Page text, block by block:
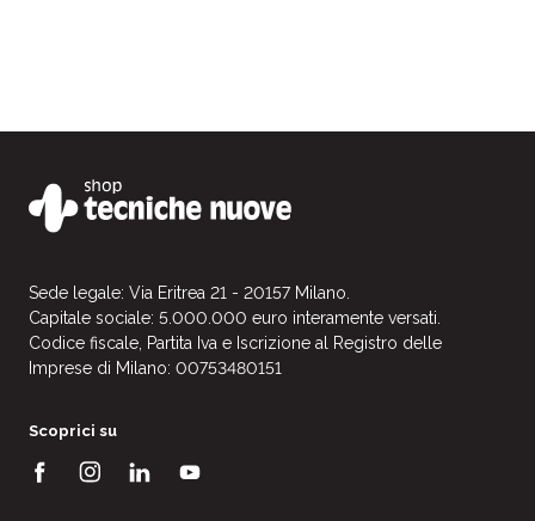
Sede legale: Via Eritrea 21 - 20157 Milano.
Capitale sociale: 5.000.000 euro interamente versati.
Codice fiscale, Partita Iva e Iscrizione al Registro delle
Imprese di Milano: 00753480151
Scoprici su